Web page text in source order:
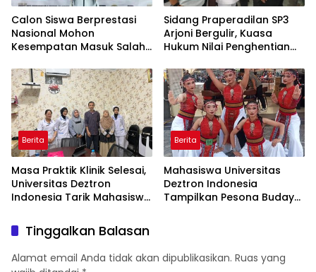
Calon Siswa Berprestasi
Nasional Mohon
Kesempatan Masuk Salah
Sidang Praperadilan SP3
Arjoni Bergulir, Kuasa
Hukum Nilai Penghentian
Berita
Masa Praktik Klinik Selesai,
Universitas Deztron
Indonesia Tarik Mahasiswa
Artha Mahinrus
Berita
Mahasiswa Universitas
Deztron Indonesia
Tampilkan Pesona Budaya
Tinggalkan Balasan
Alamat email Anda tidak akan dipublikasikan. Ruas yang